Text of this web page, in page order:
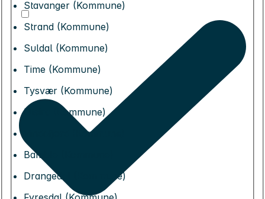
Stavanger (Kommune)
Strand (Kommune)
Suldal (Kommune)
Time (Kommune)
Tysvær (Kommune)
Utsira (Kommune)
Vindafjord (Kommune)
Bamble (Kommune)
Drangedal (Kommune)